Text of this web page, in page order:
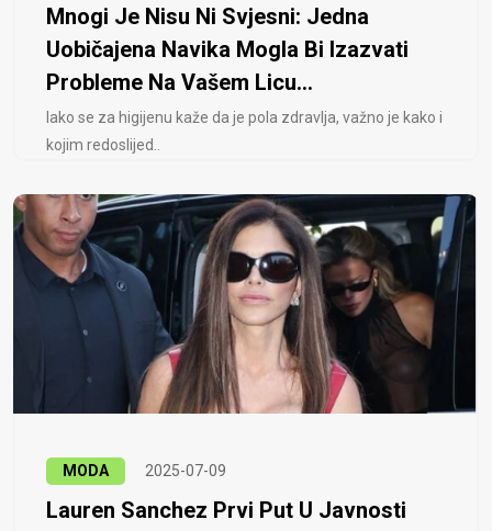
Mnogi Je Nisu Ni Svjesni: Jedna
Uobičajena Navika Mogla Bi Izazvati
Probleme Na Vašem Licu...
Iako se za higijenu kaže da je pola zdravlja, važno je kako i
kojim redoslijed..
MODA 2025-07-09
Lauren Sanchez Prvi Put U Javnosti